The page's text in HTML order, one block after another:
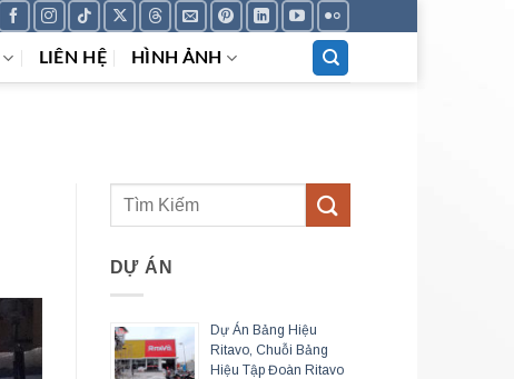
LIÊN HỆ HÌNH ẢNH
DỰ ÁN
Dự Án Bảng Hiệu
Ritavo, Chuỗi Bảng
Hiệu Tập Đoàn Ritavo